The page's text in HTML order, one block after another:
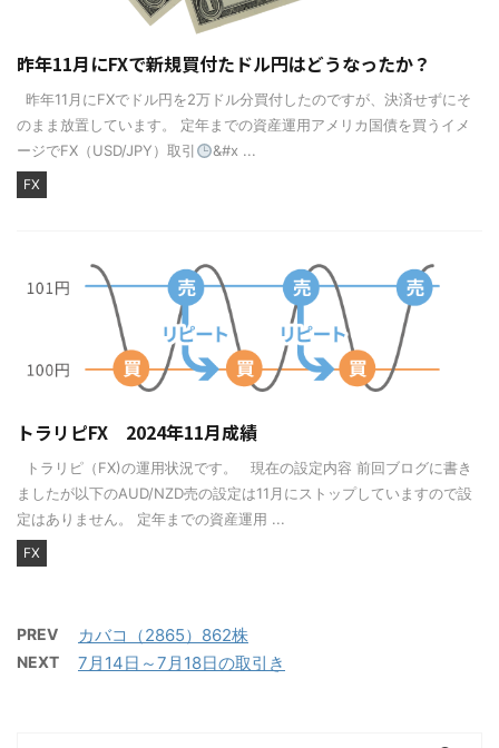
昨年11月にFXで新規買付たドル円はどうなったか？
昨年11月にFXでドル円を2万ドル分買付したのですが、決済せずにそ
のまま放置しています。 定年までの資産運用アメリカ国債を買うイメ
ージでFX（USD/JPY）取引
&#x ...
FX
トラリピFX 2024年11月成績
トラリピ（FX)の運用状況です。 現在の設定内容 前回ブログに書き
ましたが以下のAUD/NZD売の設定は11月にストップしていますので設
定はありません。 定年までの資産運用 ...
FX
PREV カバコ（2865）862株
NEXT 7月14日～7月18日の取引き